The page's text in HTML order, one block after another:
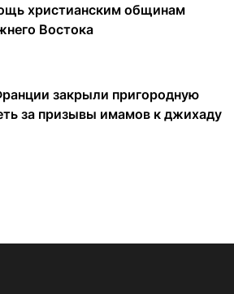
христианским общинам
Востока
закрыли пригородную
за призывы имамов к джихаду